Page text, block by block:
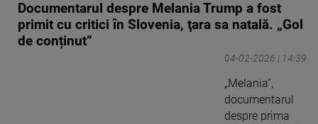
Documentarul despre Melania Trump a fost
primit cu critici în Slovenia, ţara sa natală. „Gol
de conținut”
04-02-2026 | 14:39
„Melania”,
documentarul
despre prima